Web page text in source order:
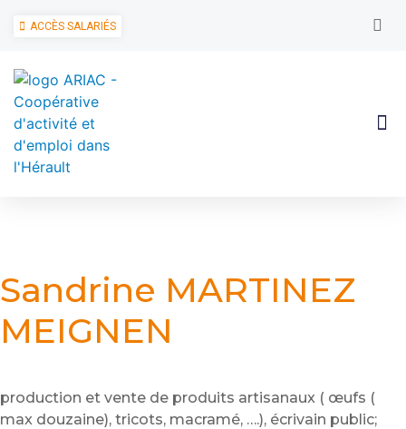
ACCÈS SALARIÉS
Sandrine MARTINEZ
MEIGNEN
production et vente de produits artisanaux ( œufs (
max douzaine), tricots, macramé, ….), écrivain public;